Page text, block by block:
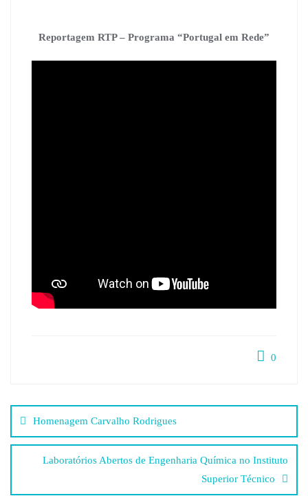
Reportagem RTP – Programa “Portugal em Rede”
0
Post
navigation
Homenagem Carvalho Rodrigues
Laboratórios Abertos de Engenharia Química no Instituto
Superior Técnico